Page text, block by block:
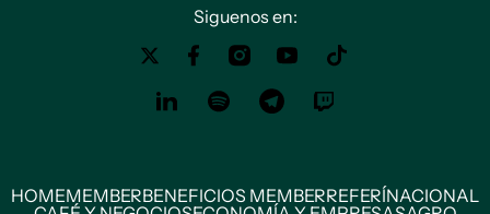
Siguenos en:
HOMEMEMBERBENEFICIOS MEMBERREFERÍNACIONAL